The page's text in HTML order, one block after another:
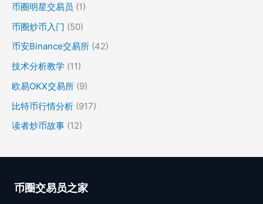
币圈明星交易员 (1)
币圈炒币入门 (50)
币安Binance交易所 (42)
技术分析教学 (11)
欧易OKX交易所 (9)
比特币行情分析 (917)
读者炒币故事 (12)
币圈交易员之家